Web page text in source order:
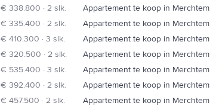
€ 338.800 · 2 slk. Appartement te koop in Merchtem
€ 335.400 · 2 slk. Appartement te koop in Merchtem
€ 410.300 · 3 slk. Appartement te koop in Merchtem
€ 320.500 · 2 slk. Appartement te koop in Merchtem
€ 535.400 · 3 slk. Appartement te koop in Merchtem
€ 392.400 · 2 slk. Appartement te koop in Merchtem
€ 457.500 · 2 slk.
Appartement te koop in Merchtem